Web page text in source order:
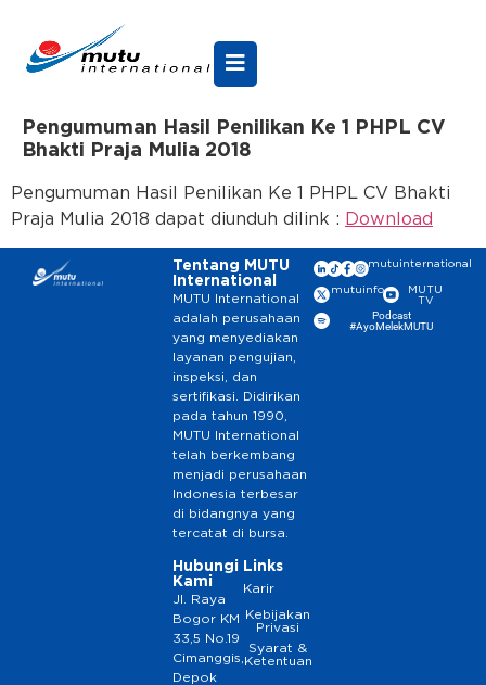
Pengumuman Hasil Penilikan Ke 1 PHPL CV
Bhakti Praja Mulia 2018
Pengumuman Hasil Penilikan Ke 1 PHPL CV Bhakti
Praja Mulia 2018 dapat diunduh dilink : Download
Tentang MUTU
International
MUTU International
adalah perusahaan
yang menyediakan
layanan pengujian,
inspeksi, dan
sertifikasi. Didirikan
pada tahun 1990,
MUTU International
telah berkembang
menjadi perusahaan
Indonesia terbesar
di bidangnya yang
tercatat di bursa.
Hubungi
Kami
Jl. Raya
Bogor KM
33,5 No.19
Cimanggis,
Depok
Links
Karir
Kebijakan
Privasi
Syarat &
Ketentuan
mutuinternational
mutuinfo
MUTU
TV
Podcast
#AyoMelekMUTU